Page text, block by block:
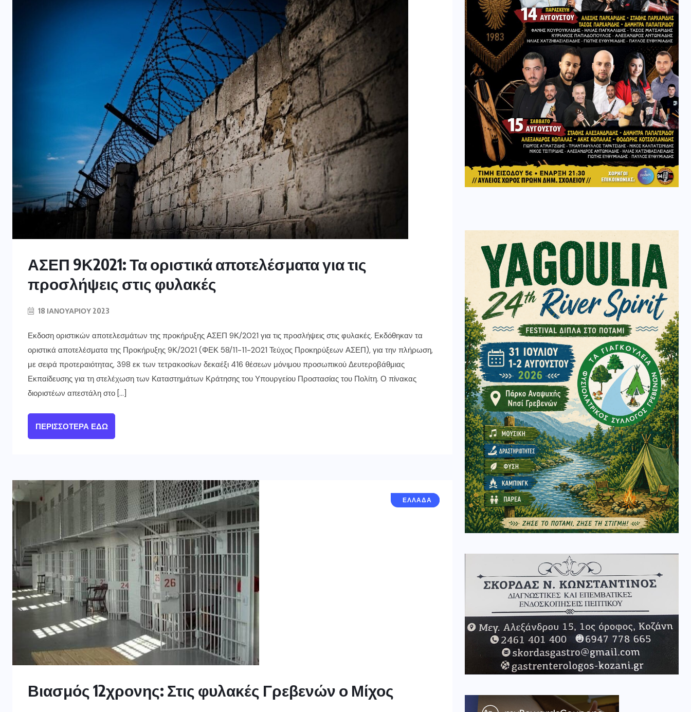
ΑΣΕΠ 9Κ2021: Τα οριστικά αποτελέσματα για τις
προσλήψεις στις φυλακές
18 ΙΑΝΟΥΑΡΊΟΥ 2023
Εκδοση οριστικών αποτελεσμάτων της προκήρυξης ΑΣΕΠ 9Κ/2021 για τις προσλήψεις στις φυλακές. Εκδόθηκαν τα
οριστικά αποτελέσματα της Προκήρυξης 9Κ/2021 (ΦΕΚ 58/11-11-2021 Τεύχος Προκηρύξεων ΑΣΕΠ), για την πλήρωση,
με σειρά προτεραιότητας, 398 εκ των τετρακοσίων δεκαέξι 416 θέσεων μόνιμου προσωπικού Δευτεροβάθμιας
Εκπαίδευσης για τη στελέχωση των Καταστημάτων Κράτησης του Υπουργείου Προστασίας του Πολίτη. Ο πίνακας
διοριστέων απεστάλη στο […]
ΠΕΡΙΣΣΌΤΕΡΑ ΕΔΏ
ΓΡΕΒΕΝΑ
ΕΛΛΑΔΑ
Βιασμός 12χρονης: Στις φυλακές Γρεβενών ο Μίχος